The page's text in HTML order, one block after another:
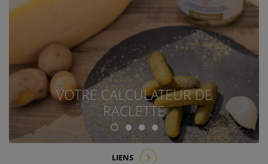
VOTRE CALCULATEUR DE
RACLETTE
LIENS